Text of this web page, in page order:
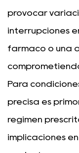
provocar
interrupciones
fármaco o una
Para
precisa es
régimen
implicaciones